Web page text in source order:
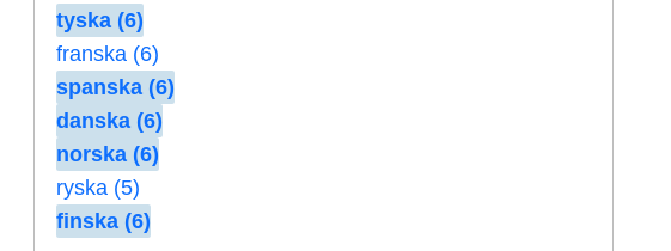
tyska (6)
franska (6)
spanska (6)
danska (6)
norska (6)
ryska (5)
finska (6)